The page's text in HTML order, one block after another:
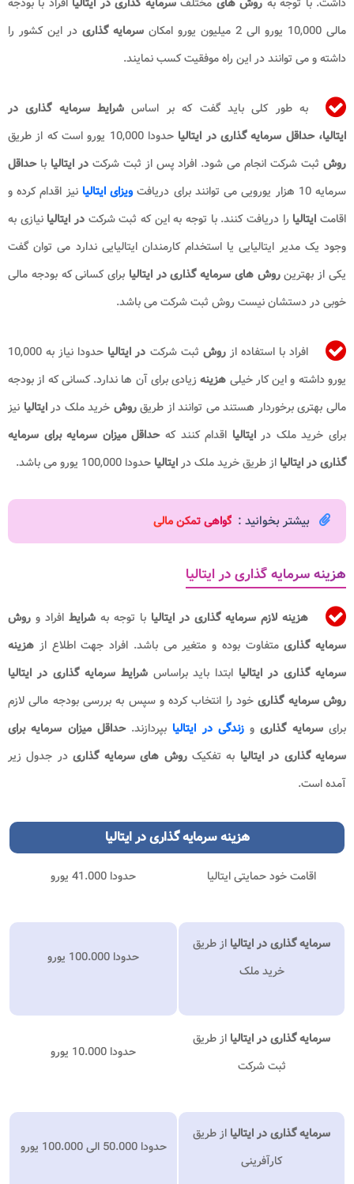
مالی 10,000 یورو الی 2 میلیون یورو امکان
سرمایه گذاری در این کشور را
داشته و می توانند در این راه موفقیت کسب نمایند.
به طور کلی باید گفت که بر اساس شرایط سرمایه گذاری در
ایتالیا، حداقل سرمایه گذاری در ایتالیا حدودا 10,000 یورو است که از طریق
روشثبت شرکت انجام می شود. افراد پس از ثبت شرکتدر ایتالیا باحداقل
سرمایه 10 هزار یورویی می توانند برای دریافت
ویزای ایتالیا نیز اقدام کرده و
اقامت ایتالیا را دریافت کنند. با توجه به این که ثبت شرکت در ایتالیا نیازی به
وجود یک مدیر ایتالیایی یا استخدام کارمندان ایتالیایی ندارد می توان گفت
یکی از بهترینروش های سرمایه گذاری در ایتالیا​ برای کسانی که بودجه مالی
خوبی در دستشان نیست روش ثبت شرکت می باشد.
افراد با استفاده ازروش ثبت شرکت در ایتالیا
حدودا نیاز به 10,000
یورو داشته و این کار خیلی هزینه زیادی برای آن ها ندارد. کسانی که از بودجه
مالی بهتری برخوردار هستند می توانند از طریقروش خرید ملک درایتالیا نیز
برای خرید ملک درایتالیا اقدام کنند کهحداقل میزان سرمایه برای سرمایه
گذاری در ایتالیا از طریق خرید ملک درایتالیا حدودا 100,000 یورو می باشد.
بیشتر بخوانید : گواهی تمکن مالی
هزینه سرمایه گذاری در ایتالیا
هزینه لازم سرمایه گذاری در ایتالیا با توجه به شرایط افراد و روش
سرمایه گذاریمتفاوت بوده و متغیر می باشد. افراد جهت اطلاع از هزینه
سرمایه گذاری در ایتالیا ابتدا باید براساسشرایط سرمایه گذاری در ایتالیا
روش سرمایه گذاریخود را انتخاب کرده و سپس به بررسی بودجه مالی لازم
برایسرمایه گذاریوزندگی در ایتالیا بپردازند.حداقل میزان سرمایه برای
سرمایه گذاری در ایتالیا به تفکیکروش های سرمایه گذاریدر جدول زیر
آمده است.
هزینه سرمایه گذاری در ایتالیا
اقامت خود حمایتی ایتالیا حدودا 41.000 یورو
سرمایه گذاری در ایتالیا از طریق
خرید ملک
حدودا 100.000 یورو
سرمایه گذاری در ایتالیا از طریق
ثبت شرکت
حدودا 10.000 یورو
سرمایه گذاری در ایتالیا از طریق
کارآفرینی
حدودا 50.000 الی 100.000 یورو